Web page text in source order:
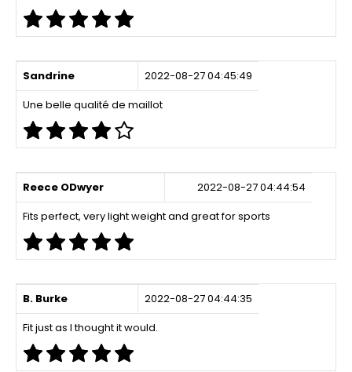
Sandrine
2022-08-27 04:45:49
Une belle qualité de maillot
Reece ODwyer
2022-08-27 04:44:54
Fits perfect, very light weight and great for sports
B. Burke
2022-08-27 04:44:35
Fit just as I thought it would.